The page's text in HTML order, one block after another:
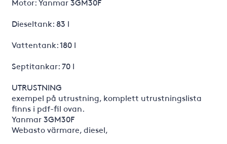
Dieseltank: 83 l
Vattentank: 180 l
Septitankar: 70 l
UTRUSTNING
exempel på utrustning, komplett utrustningslista
finns i pdf-fil ovan.
Yanmar 3GM30F
Webasto värmare, diesel,